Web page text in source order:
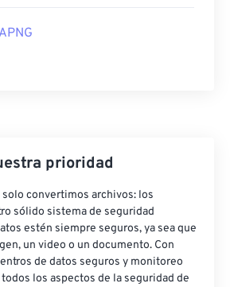
prioridad
solo convertimos archivos: los
sólido sistema de seguridad
estén siempre seguros, ya sea que
un video o un documento. Con
de datos seguros y monitoreo
los aspectos de la seguridad de